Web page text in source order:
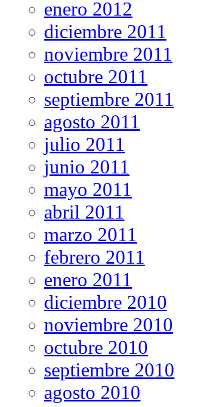
enero 2012
diciembre 2011
noviembre 2011
octubre 2011
septiembre 2011
agosto 2011
julio 2011
junio 2011
mayo 2011
abril 2011
marzo 2011
febrero 2011
enero 2011
diciembre 2010
noviembre 2010
octubre 2010
septiembre 2010
agosto 2010